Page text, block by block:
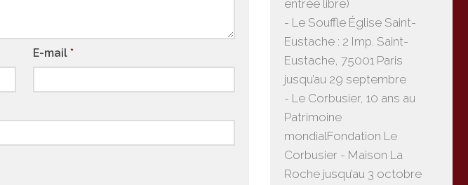
E-mail *
entrée libre)
- Le Souffle Église Saint-
Eustache : 2 Imp. Saint-
Eustache, 75001 Paris
jusqu’au 29 septembre
- Le Corbusier, 10 ans au
Patrimoine
mondialFondation Le
Corbusier - Maison La
Roche jusqu’au 3 octobre